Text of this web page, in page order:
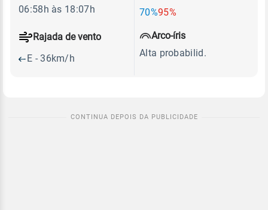
70%95%
Rajada de vento
E - 36km/h
06:58h às 18:07h
Arco-íris
Alta probabilid.